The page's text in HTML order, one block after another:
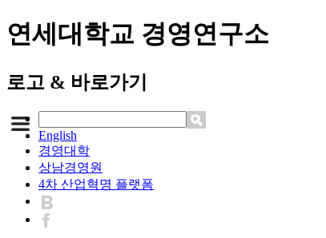
연세대학교 경영연구소
로고 & 바로가기
English
경영대학
상남경영원
4차 산업혁명 플랫폼